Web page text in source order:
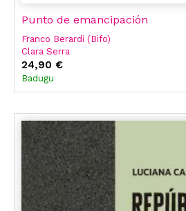
Punto de emancipación
Franco Berardi (Bifo)
Clara Serra
Chantal Mouffe
Elizabeth Duval
Juan Grabois
José Luis Villacañas Berlanga
24,90 €
Badugu